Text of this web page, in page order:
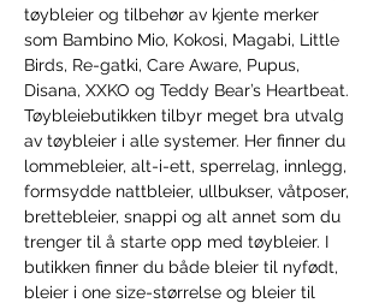
tøybleier og tilbehør av kjente merker
som Bambino Mio, Kokosi, Magabi, Little
Birds, Re-gatki, Care Aware, Pupus,
Disana, XXKO og Teddy Bear’s Heartbeat.
Tøybleiebutikken tilbyr meget bra utvalg
av tøybleier i alle systemer. Her finner du
lommebleier, alt-i-ett, sperrelag, innlegg,
formsydde nattbleier, ullbukser, våtposer,
brettebleier, snappi og alt annet som du
trenger til å starte opp med tøybleier. I
butikken finner du både bleier til nyfødt,
bleier i one size-størrelse og bleier til